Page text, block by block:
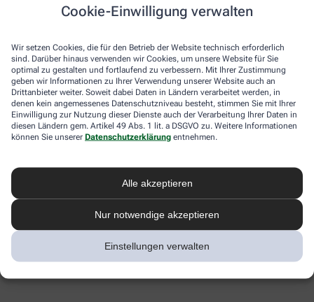
Cookie-Einwilligung verwalten
Wir setzen Cookies, die für den Betrieb der Website technisch erforderlich
sind. Darüber hinaus verwenden wir Cookies, um unsere Website für Sie
optimal zu gestalten und fortlaufend zu verbessern. Mit Ihrer Zustimmung
geben wir Informationen zu Ihrer Verwendung unserer Website auch an
Drittanbieter weiter. Soweit dabei Daten in Ländern verarbeitet werden, in
denen kein angemessenes Datenschutzniveau besteht, stimmen Sie mit Ihrer
Einwilligung zur Nutzung dieser Dienste auch der Verarbeitung Ihrer Daten in
diesen Ländern gem. Artikel 49 Abs. 1 lit. a DSGVO zu. Weitere Informationen
können Sie unserer Datenschutzerklärung entnehmen.
Alle akzeptieren
Nur notwendige akzeptieren
Einstellungen verwalten